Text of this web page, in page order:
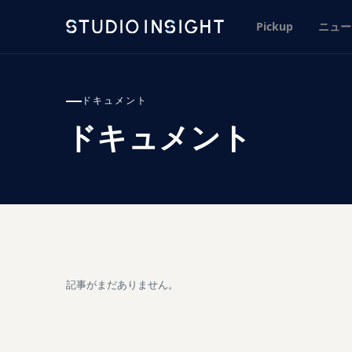
Pickup ニュ
ドキュメント
ドキュメント
記事がまだありません。